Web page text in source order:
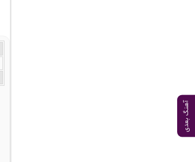
آهنگ بعدی